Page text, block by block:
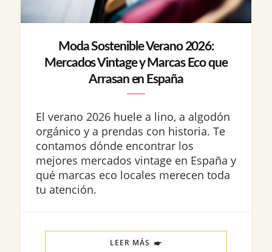
Moda Sostenible Verano 2026:
Mercados Vintage y Marcas Eco que
Arrasan en España
El verano 2026 huele a lino, a algodón
orgánico y a prendas con historia. Te
contamos dónde encontrar los
mejores mercados vintage en España y
qué marcas eco locales merecen toda
tu atención.
LEER MÁS